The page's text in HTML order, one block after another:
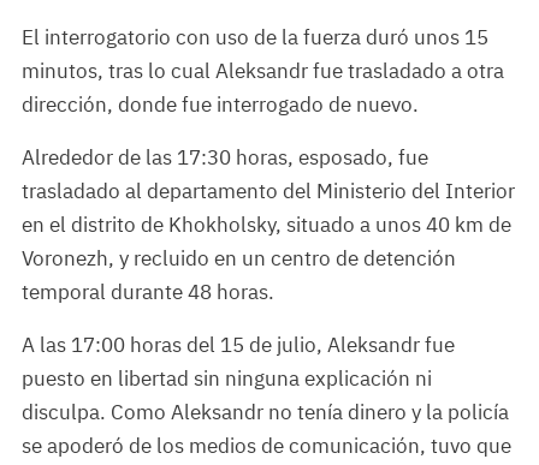
El interrogatorio con uso de la fuerza duró unos 15
minutos, tras lo cual Aleksandr fue trasladado a otra
dirección, donde fue interrogado de nuevo.
Alrededor de las 17:30 horas, esposado, fue
trasladado al departamento del Ministerio del Interior
en el distrito de Khokholsky, situado a unos 40 km de
Voronezh, y recluido en un centro de detención
temporal durante 48 horas.
A las 17:00 horas del 15 de julio, Aleksandr fue
puesto en libertad sin ninguna explicación ni
disculpa. Como Aleksandr no tenía dinero y la policía
se apoderó de los medios de comunicación, tuvo que